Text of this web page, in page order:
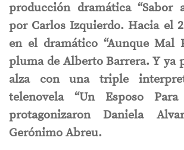
producción dramática “Sabor
por Carlos Izquierdo. Hacia el
en el dramático “Aunque Mal
pluma de Alberto Barrera. Y ya
alza con una triple
telenovela “Un Esposo Para
protagonizaron Daniela
Gerónimo Abreu.